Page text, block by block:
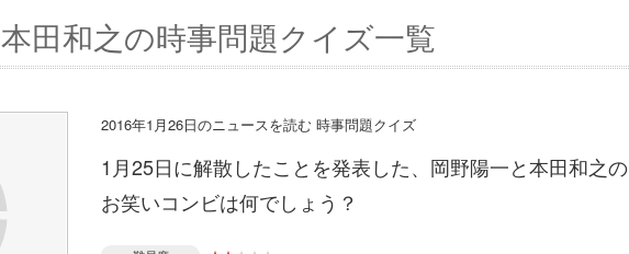
本田和之の時事問題クイズ一覧
2016年1月26日のニュースを読む 時事問題クイズ
1月25日に解散したことを発表した、岡野陽一と本田和之の
お笑いコンビは何でしょう？